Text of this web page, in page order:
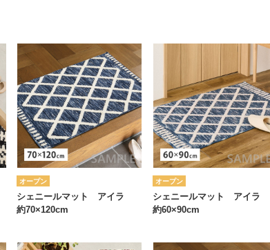
オープン
シェニールマット アイラ
約70×120cm
オープン
シェニールマット アイラ
約60×90cm